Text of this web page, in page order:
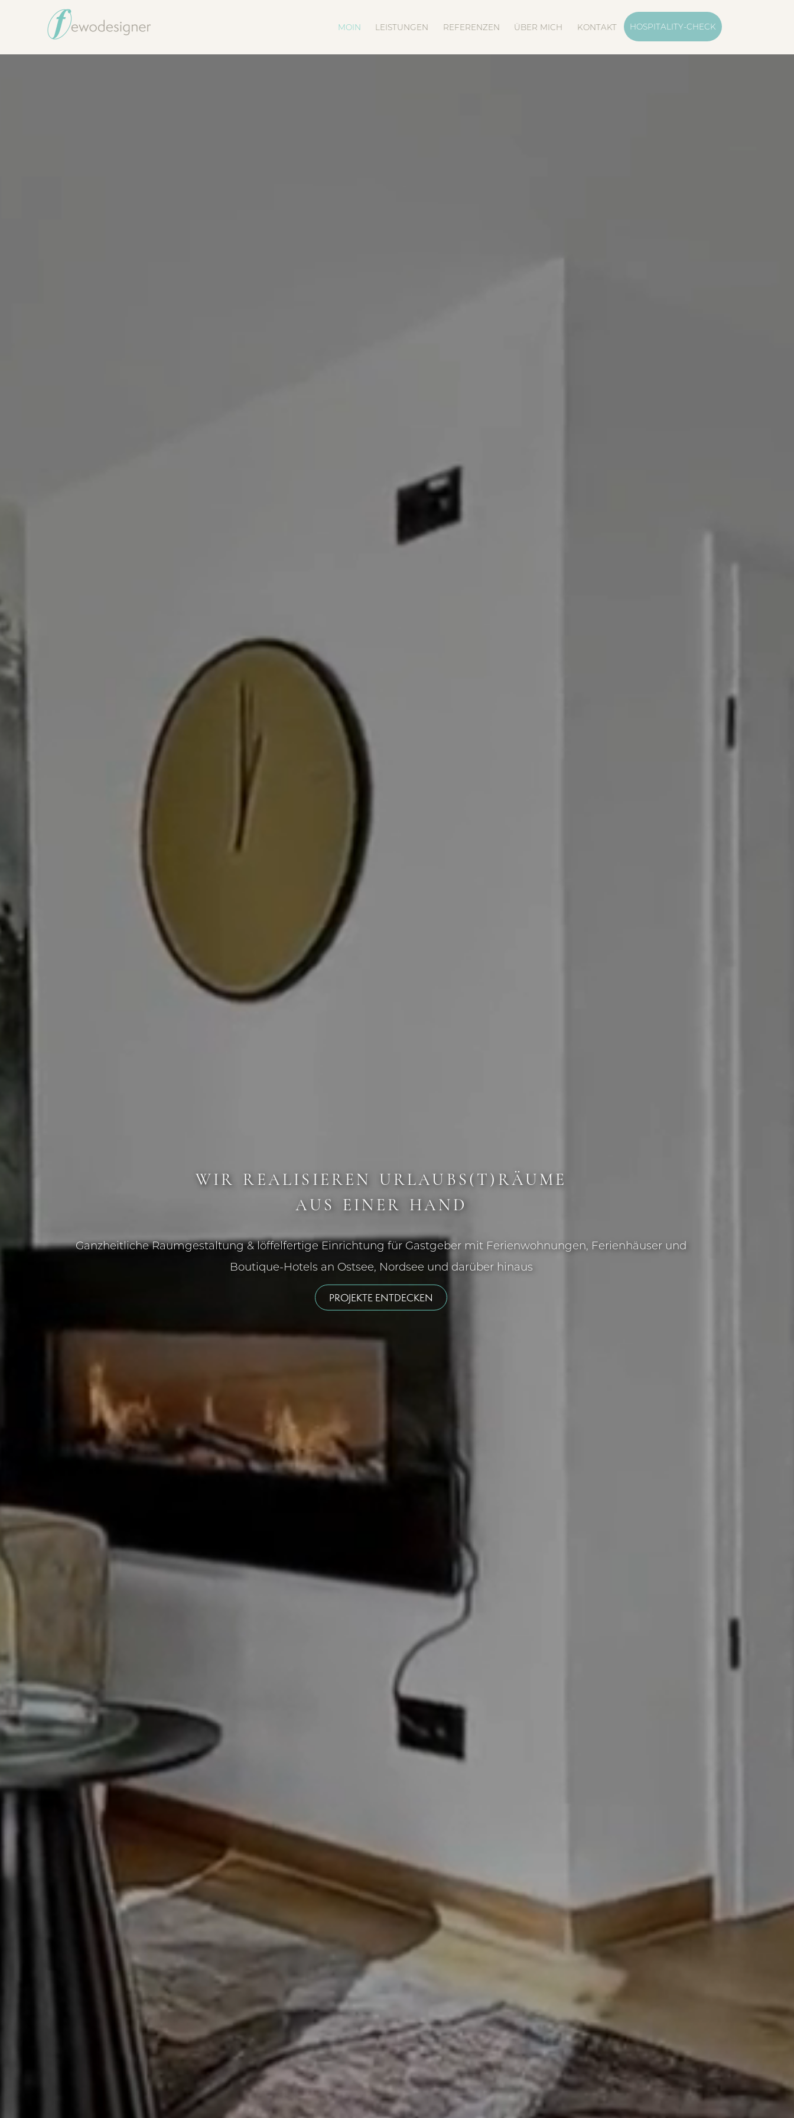
überspringen
MOIN LEISTUNGEN REFERENZEN ÜBER MICH KONTAKT HOSPITALITY-CHECK
WIR REALISIEREN URLAUBS­(T)RÄUME
AUS EINER HAND
Ganzheitliche Raumgestaltung & löffelfertige Einrichtung für Gastgeber mit Ferienwohnungen, Ferienhäuser und
Boutique-Hotels an Ostsee, Nordsee und darüber hinaus
PROJEKTE ENTDECKEN